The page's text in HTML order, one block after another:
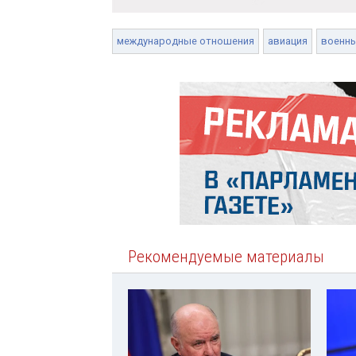
международные отношения авиация
Рекомендуемые материалы